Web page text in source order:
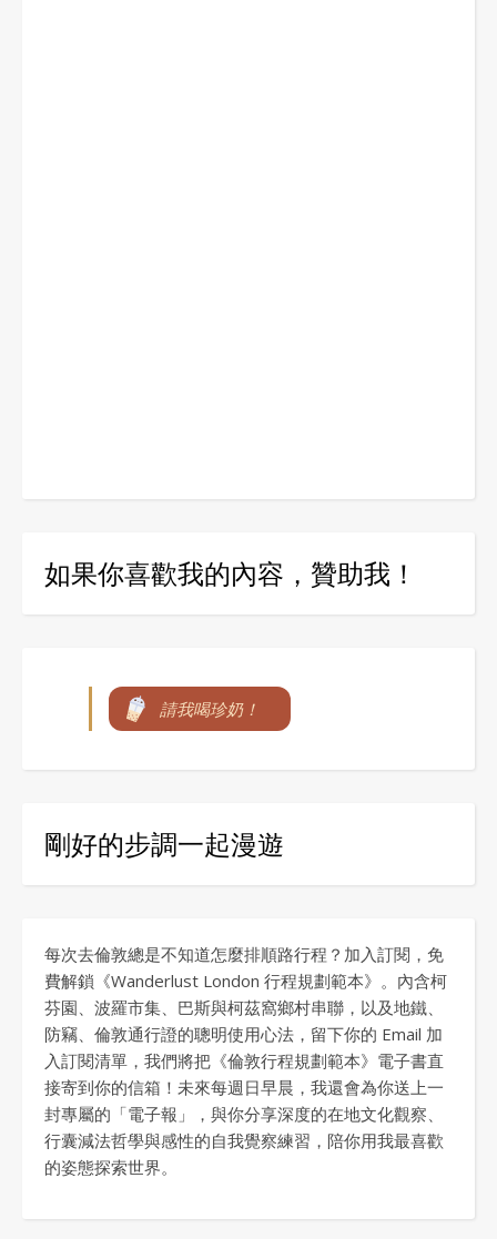
如果你喜歡我的內容，贊助我！
請我喝珍奶！
剛好的步調一起漫遊
每次去倫敦總是不知道怎麼排順路行程？加入訂閱，免
費解鎖《Wanderlust London 行程規劃範本》。內含柯
芬園、波羅市集、巴斯與柯茲窩鄉村串聯，以及地鐵、
防竊、倫敦通行證的聰明使用心法，留下你的 Email 加
入訂閱清單，我們將把《倫敦行程規劃範本》電子書直
接寄到你的信箱！未來每週日早晨，我還會為你送上一
封專屬的「電子報」，與你分享深度的在地文化觀察、
行囊減法哲學與感性的自我覺察練習，陪你用我最喜歡
的姿態探索世界。